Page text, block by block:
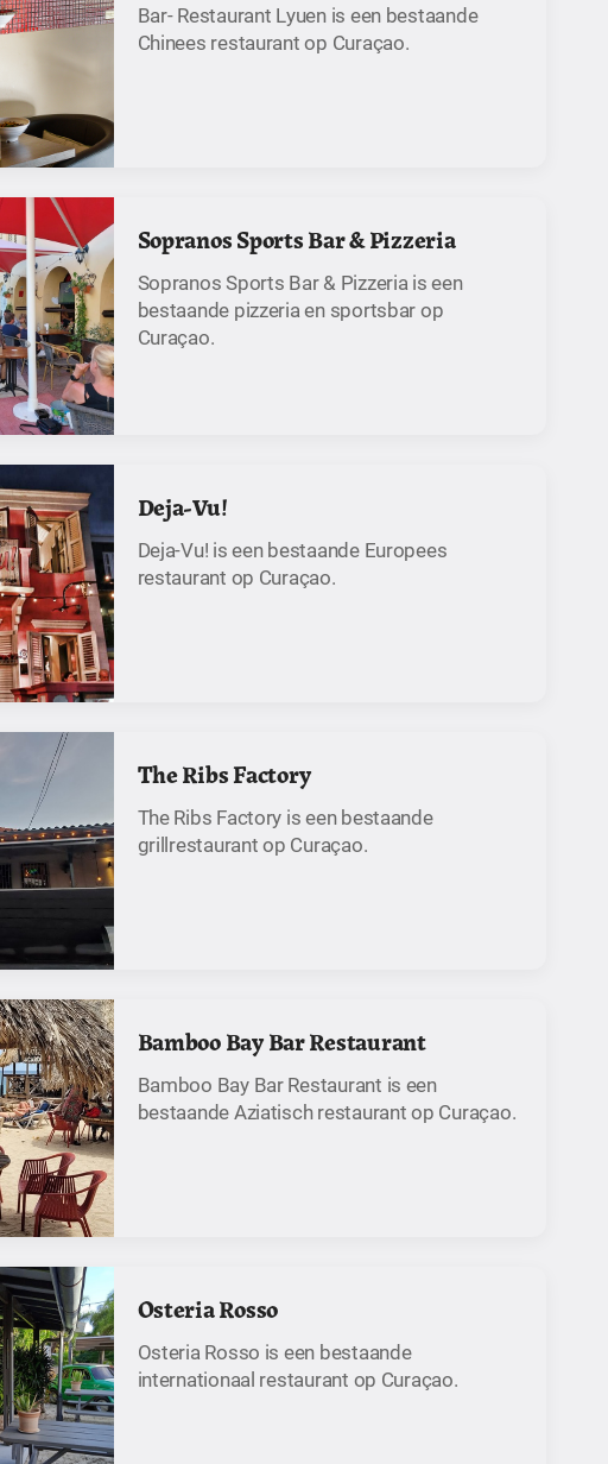
Bar- Restaurant Lyuen is een bestaande
Chinees restaurant op Curaçao.
Sopranos Sports Bar & Pizzeria
Sopranos Sports Bar & Pizzeria is een
bestaande pizzeria en sportsbar op
Curaçao.
Deja-Vu!
Deja-Vu! is een bestaande Europees
restaurant op Curaçao.
The Ribs Factory
The Ribs Factory is een bestaande
grillrestaurant op Curaçao.
Bamboo Bay Bar Restaurant
Bamboo Bay Bar Restaurant is een
bestaande Aziatisch restaurant op Curaçao.
Osteria Rosso
Osteria Rosso is een bestaande
internationaal restaurant op Curaçao.